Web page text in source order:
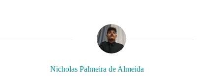
Nicholas Palmeira de Almeida